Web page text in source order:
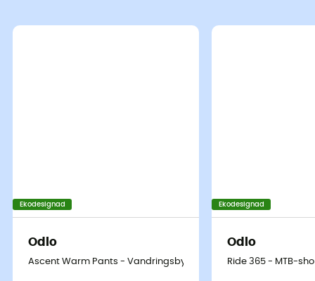
Ekodesignad
Odlo
Ascent Warm Pants - Vandringsbyxor - Dam
Ekodesignad
Odlo
Ride 365 - MTB-